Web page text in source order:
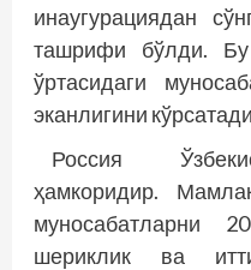
инаугурациядан
ташрифи бўлди. Бу
ўртасидаги
эканлигини
Россия
ҳамкоридир.
муносабатларни
шериклик ва